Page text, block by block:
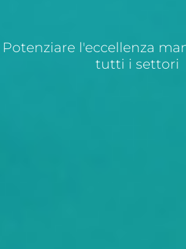
Potenziare l'eccellenza
tutti i settori